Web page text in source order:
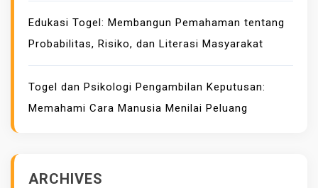
Edukasi Togel: Membangun Pemahaman tentang
Probabilitas, Risiko, dan Literasi Masyarakat
Togel dan Psikologi Pengambilan Keputusan:
Memahami Cara Manusia Menilai Peluang
ARCHIVES